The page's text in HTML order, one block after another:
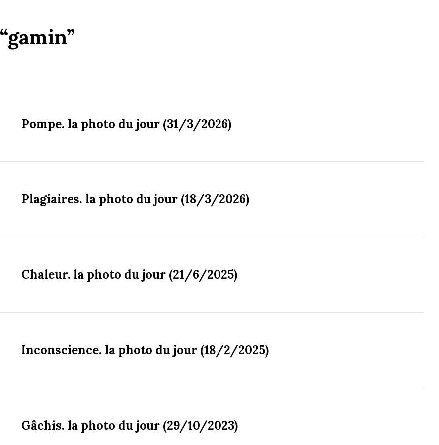
“gamin”
Pompe. la photo du jour (31/3/2026)
Plagiaires. la photo du jour (18/3/2026)
Chaleur. la photo du jour (21/6/2025)
Inconscience. la photo du jour (18/2/2025)
Gâchis. la photo du jour (29/10/2023)